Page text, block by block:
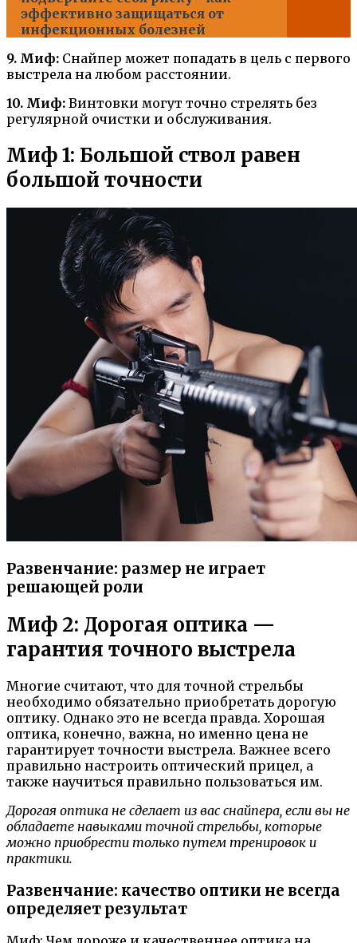
эффективно защищаться от
инфекционных болезней
9. Миф: Снайпер может попадать в цель с первого
выстрела на любом расстоянии.
10. Миф: Винтовки могут точно стрелять без
регулярной очистки и обслуживания.
Миф 1: Большой ствол равен
большой точности
Развенчание: размер не играет
решающей роли
Миф 2: Дорогая оптика —
гарантия точного выстрела
Многие считают, что для точной стрельбы
необходимо обязательно приобретать дорогую
оптику. Однако это не всегда правда. Хорошая
оптика, конечно, важна, но именно цена не
гарантирует точности выстрела. Важнее всего
правильно настроить оптический прицел, а
также научиться правильно пользоваться им.
Дорогая оптика не сделает из вас снайпера, если вы не
обладаете навыками точной стрельбы, которые
можно приобрести только путем тренировок и
практики.
Развенчание: качество оптики не всегда
определяет результат